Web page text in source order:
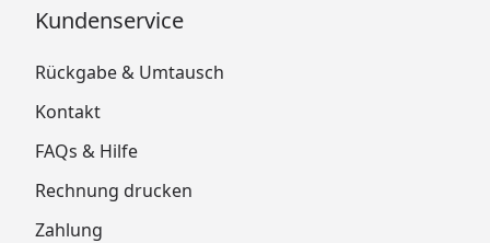
Kundenservice
Rückgabe & Umtausch
Kontakt
FAQs & Hilfe
Rechnung drucken
Zahlung